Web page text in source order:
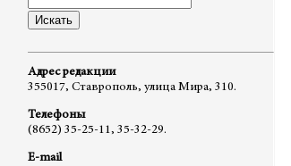
Адрес редакции
355017, Ставрополь, улица Мира, 310.
Телефоны
(8652) 35-25-11, 35-32-29.
E-mail